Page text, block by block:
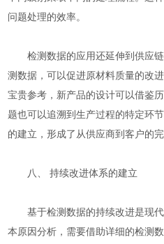
问题处理的效率。
检测数据的应用还延伸到供应链
测数据，可以促进原材料质量的改
宝贵参考，新产品的设计可以借鉴
题也可以追溯到生产过程的特定环
的建立，形成了从供应商到客户的完
八、 持续改进体系的建立
基于检测数据的持续改进是现代
本原因分析，需要借助详细的检测